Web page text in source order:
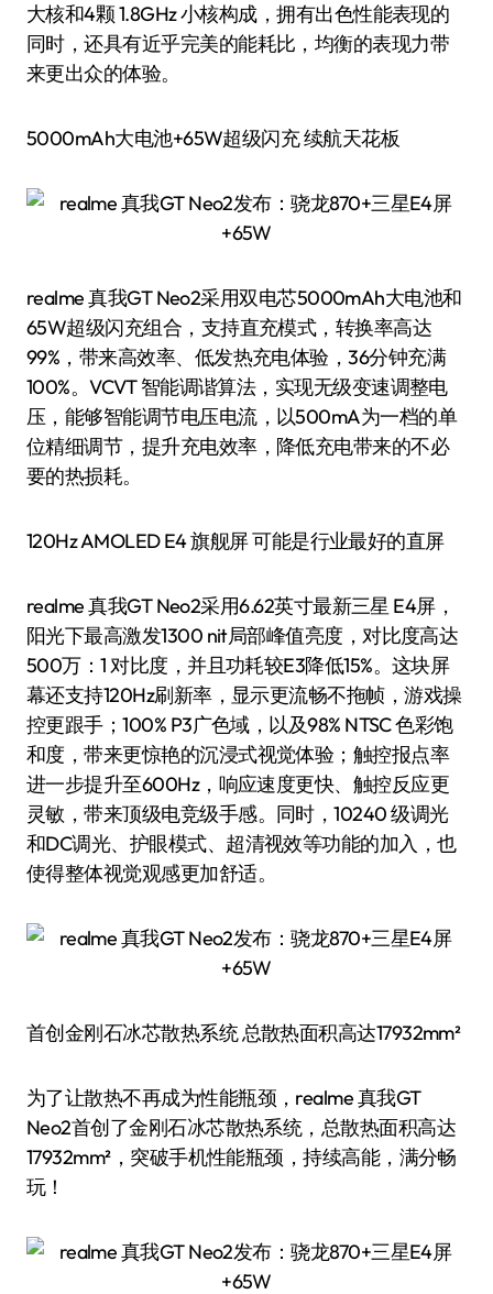
大核和4颗 1.8GHz 小核构成，拥有出色性能表现的
同时，还具有近乎完美的能耗比，均衡的表现力带
来更出众的体验。
5000mAh大电池+65W超级闪充 续航天花板
realme 真我GT Neo2采用双电芯5000mAh大电池和
65W超级闪充组合，支持直充模式，转换率高达
99%，带来高效率、低发热充电体验，36分钟充满
100%。VCVT 智能调谐算法，实现无级变速调整电
压，能够智能调节电压电流，以500mA为一档的单
位精细调节，提升充电效率，降低充电带来的不必
要的热损耗。
120Hz AMOLED E4 旗舰屏 可能是行业最好的直屏
realme 真我GT Neo2采用6.62英寸最新三星 E4屏，
阳光下最高激发1300 nit局部峰值亮度，对比度高达
500万：1 对比度，并且功耗较E3降低15%。这块屏
幕还支持120Hz刷新率，显示更流畅不拖帧，游戏操
控更跟手；100% P3广色域，以及98% NTSC 色彩饱
和度，带来更惊艳的沉浸式视觉体验；触控报点率
进一步提升至600Hz，响应速度更快、触控反应更
灵敏，带来顶级电竞级手感。同时，10240 级调光
和DC调光、护眼模式、超清视效等功能的加入，也
使得整体视觉观感更加舒适。
首创金刚石冰芯散热系统 总散热面积高达17932mm²
为了让散热不再成为性能瓶颈，realme 真我GT
Neo2首创了金刚石冰芯散热系统，总散热面积高达
17932mm²，突破手机性能瓶颈，持续高能，满分畅
玩！